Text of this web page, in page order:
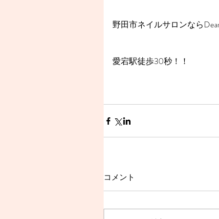
野田市ネイルサロンなら
愛宕駅徒歩30秒！！
コメント